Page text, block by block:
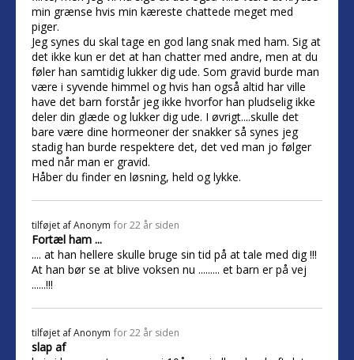
min grænse hvis min kæreste chattede meget med
piger.
Jeg synes du skal tage en god lang snak med ham. Sig at
det ikke kun er det at han chatter med andre, men at du
føler han samtidig lukker dig ude. Som gravid burde man
være i syvende himmel og hvis han også altid har ville
have det barn forstår jeg ikke hvorfor han pludselig ikke
deler din glæde og lukker dig ude. I øvrigt....skulle det
bare være dine hormeoner der snakker så synes jeg
stadig han burde respektere det, det ved man jo følger
med når man er gravid.
Håber du finder en løsning, held og lykke.
tilføjet afAnonym for 22 år siden
Fortæl ham ...
.... at han hellere skulle bruge sin tid på at tale med dig !!!
At han bør se at blive voksen nu ......... et barn er på vej
......!!!
tilføjet afAnonym for 22 år siden
slap af